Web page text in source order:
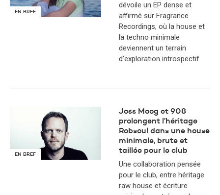
EN BREF
dévoile un EP dense et
affirmé sur Fragrance
Recordings, où la house et
la techno minimale
deviennent un terrain
d’exploration introspectif.
EN BREF
Joss Moog et 908
prolongent l’héritage
Robsoul dans une house
minimale, brute et
taillée pour le club
Une collaboration pensée
pour le club, entre héritage
raw house et écriture